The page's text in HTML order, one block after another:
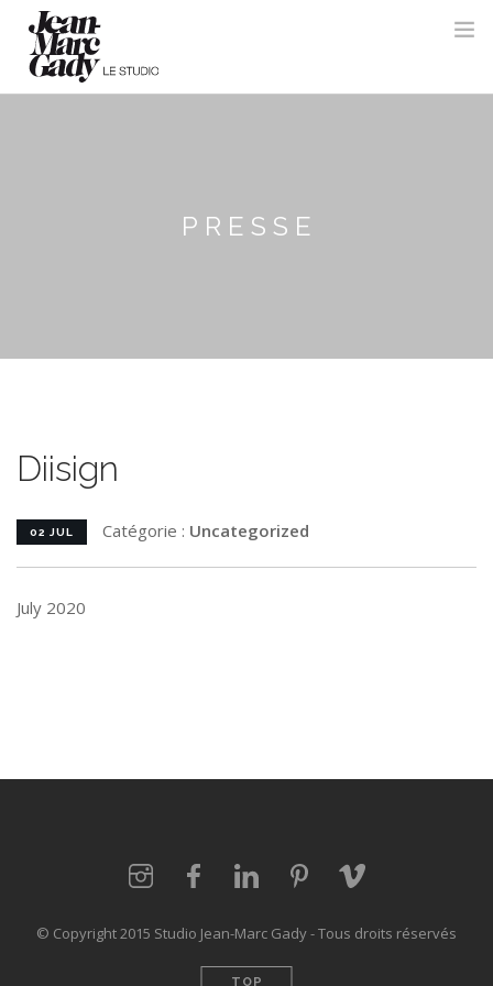
PRESSE
Diisign
02 JUL Catégorie : Uncategorized
July 2020
© Copyright 2015 Studio Jean-Marc Gady - Tous droits réservés
TOP